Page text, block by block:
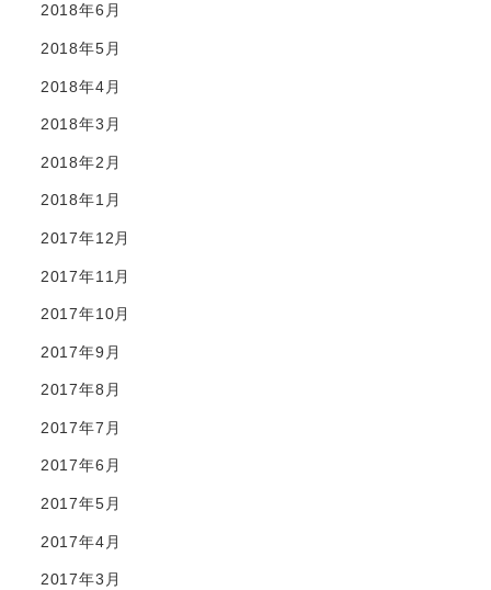
2018年6月
2018年5月
2018年4月
2018年3月
2018年2月
2018年1月
2017年12月
2017年11月
2017年10月
2017年9月
2017年8月
2017年7月
2017年6月
2017年5月
2017年4月
2017年3月